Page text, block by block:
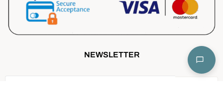
NEWSLETTER